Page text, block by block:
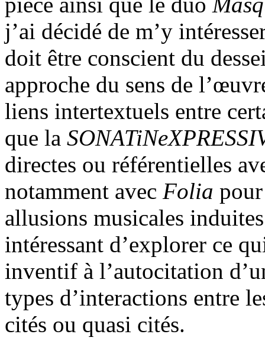
j’ai décidé de m’y
doit être conscient du
approche du sens de
liens intertextuels entre
que la
directes ou référentielles
notamment avec Folia
allusions musicales
intéressant d’explorer ce
inventif à l’autocitation
types d’interactions entre
cités ou quasi cités.